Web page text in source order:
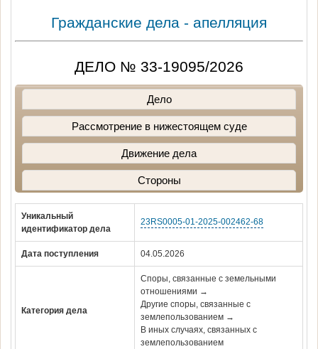
Гражданские дела - апелляция
ДЕЛО № 33-19095/2026
Дело
Рассмотрение в нижестоящем суде
Движение дела
Стороны
Уникальный
идентификатор дела
23RS0005-01-2025-002462-68
Дата поступления 04.05.2026
Категория дела
Споры, связанные с земельными
отношениями →
Другие споры, связанные с
землепользованием →
В иных случаях, связанных с
землепользованием